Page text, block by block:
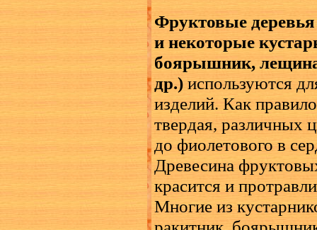
Фруктовые
и некоторые
боярышник,
др.) используются
изделий. Как
твердая, различных
до фиолетового в
Древесина
красится и
Многие из